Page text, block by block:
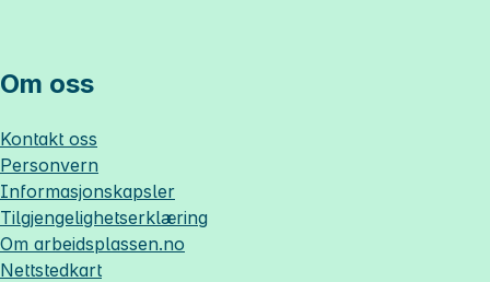
Om oss
Kontakt oss
Personvern
Informasjonskapsler
Tilgjengelighetserklæring
Om arbeidsplassen.no
Nettstedkart